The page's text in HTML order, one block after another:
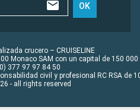
OK
crucero – CRUISELINE
Monaco SAM con un capital de 150 000
377 97 97 84 50
civil y profesional RC RSA de
- all rights reserved